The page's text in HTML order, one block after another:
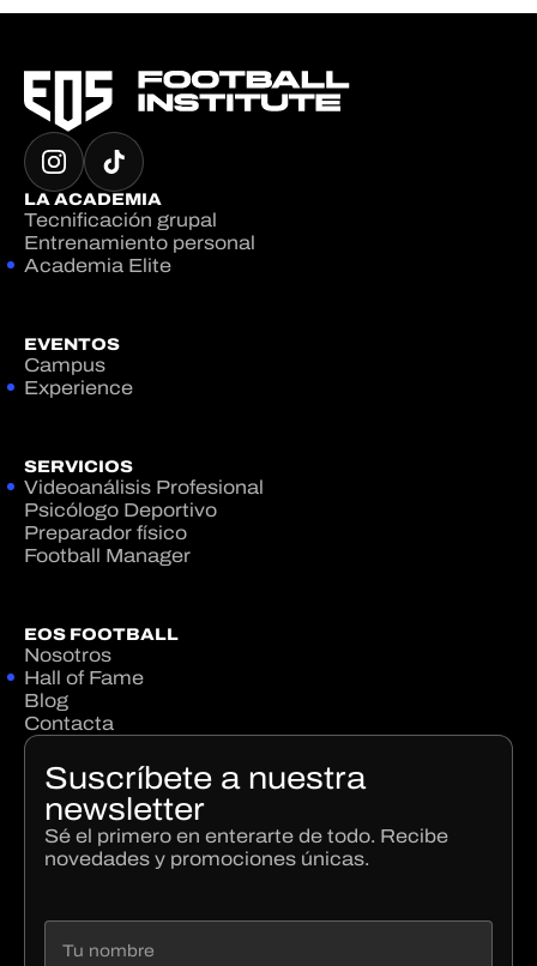
LA ACADEMIA
Tecnificación grupal
Entrenamiento personal
Academia Elite
EVENTOS
Campus
Experience
SERVICIOS
Videoanálisis Profesional
Psicólogo Deportivo
Preparador físico
Football Manager
EOS FOOTBALL
Nosotros
Hall of Fame
Blog
Contacta
Suscríbete a nuestra
newsletter
Sé el primero en enterarte de todo. Recibe
novedades y promociones únicas.